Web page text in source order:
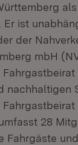
Er ist
der
mbH
nachhaltigen
28
Fahrgäste